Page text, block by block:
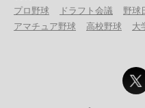
プロ野球 ドラフト会議
野球
アマチュア野球
高校野球 大